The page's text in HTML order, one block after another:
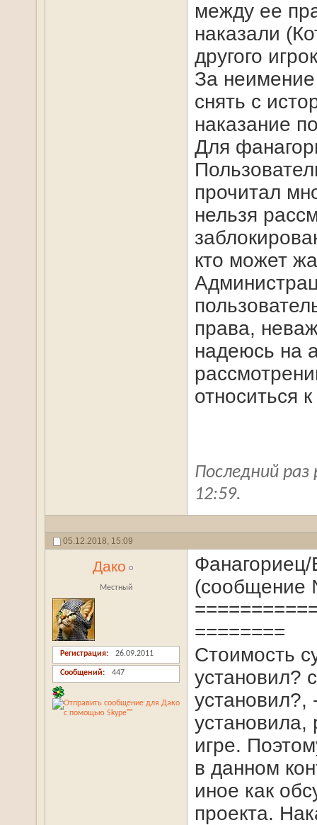
между ее
наказали
другого
За
снять с
наказание
Для
прочитал
нельзя
кто может
права,
надеюсь на
относиться
Последний раз
12:59.
05.12.2018, 15:09
Дако
Местный
Регистрация 26.09.2011
Сообщений 447
(сообщение
========
Стоимость
установил?
установил?,
установила,
игре.
в данном
иное как
проекта.